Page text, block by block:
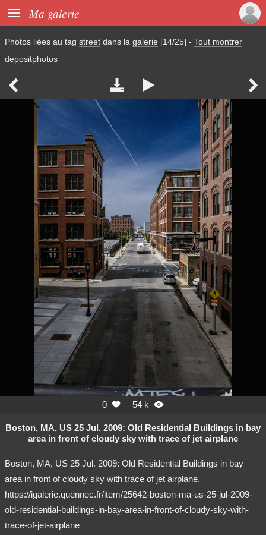
 Ma galerie
Photos liées au tag street dans la galerie [14/25] - Tout montrer
depositphotos
   
0  54 k 
Boston, MA, US 25 Jul. 2009: Old Residential Buildings in bay
area in front of cloudy sky with trace of jet airplane
Boston, MA, US 25 Jul. 2009: Old Residential Buildings in bay
area in front of cloudy sky with trace of jet airplane.
https://igalerie.quennec.fr/item/25642-boston-ma-us-25-jul-2009-
old-residential-buildings-in-bay-area-in-front-of-cloudy-sky-with-
trace-of-jet-airplane